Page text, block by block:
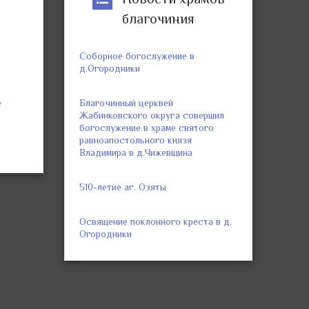
благочиния
Соборное богослужение в
д.Огородники
Благочинный церквей
Жабинковского округа совершил
богослужение в храме святого
равноапостольного князя
Владимира в д.Чижевщина
510-летие аг. Озяты
Освящение поклонного креста в д.
Огородники